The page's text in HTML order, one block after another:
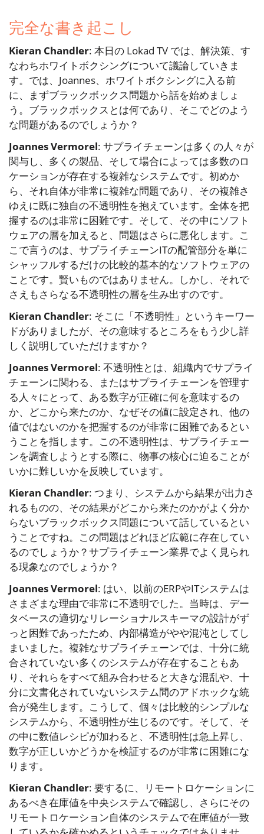
完全な書き起こし
Kieran Chandler: 本日の Lokad TV では、解決策、す
なわちホワイトボクシングについて議論していきま
す。では、Joannes、ホワイトボクシングに入る前
に、まずブラックボックス問題から話を始めましょ
う。ブラックボックスとは何であり、そこでどのよう
な問題があるのでしょうか？
Joannes Vermorel: サプライチェーンは多くの人々が
関与し、多くの製品、そして場合によっては多数のロ
ケーションが存在する複雑なシステムです。初めか
ら、それ自体が非常に複雑な問題であり、その複雑さ
ゆえに既に独自の不透明性を抱えています。全体を把
握するのは非常に困難です。そして、その中にソフト
ウェアの層を加えると、問題はさらに悪化します。こ
こで言うのは、サプライチェーンITの配管部分を単に
シャッフルするだけの比較的基本的なソフトウェアの
ことです。賢いものではありません。しかし、それで
さえもさらなる不透明性の層を生み出すのです。
Kieran Chandler: そこに「不透明性」というキーワー
ドがありましたが、その意味するところをもう少し詳
しく説明していただけますか？
Joannes Vermorel: 不透明性とは、組織内でサプライ
チェーンに関わる、またはサプライチェーンを管理す
る人々にとって、ある数字が正確に何を意味するの
か、どこから来たのか、なぜその値に設定され、他の
値ではないのかを把握するのが非常に困難であるとい
うことを指します。この不透明性は、サプライチェー
ンを調査しようとする際に、物事の核心に迫ることが
いかに難しいかを反映しています。
Kieran Chandler: つまり、システムから結果が出力さ
れるものの、その結果がどこから来たのかがよく分か
らないブラックボックス問題について話しているとい
うことですね。この問題はどれほど広範に存在してい
るのでしょうか？サプライチェーン業界でよく見られ
る現象なのでしょうか？
Joannes Vermorel: はい、以前のERPやITシステムは
さまざまな理由で非常に不透明でした。当時は、デー
タベースの適切なリレーショナルスキーマの設計がず
っと困難であったため、内部構造がやや混沌としてし
まいました。複雑なサプライチェーンでは、十分に統
合されていない多くのシステムが存在することもあ
り、それらをすべて組み合わせると大きな混乱や、十
分に文書化されていないシステム間のアドホックな統
合が発生します。こうして、個々は比較的シンプルな
システムから、不透明性が生じるのです。そして、そ
の中に数値レシピが加わると、不透明性は急上昇し、
数字が正しいかどうかを検証するのが非常に困難にな
ります。
Kieran Chandler: 要するに、リモートロケーションに
あるべき在庫値を中央システムで確認し、さらにその
リモートロケーション自体のシステムで在庫値が一致